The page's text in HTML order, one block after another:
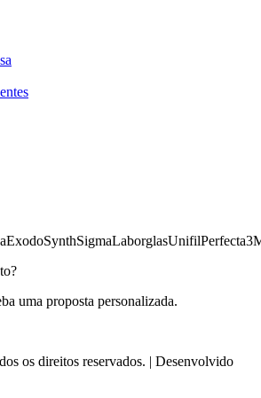
ExodoSynthSigmaLaborglasUnifilPerfecta
uma proposta personalizada.
os direitos reservados. | Desenvolvido